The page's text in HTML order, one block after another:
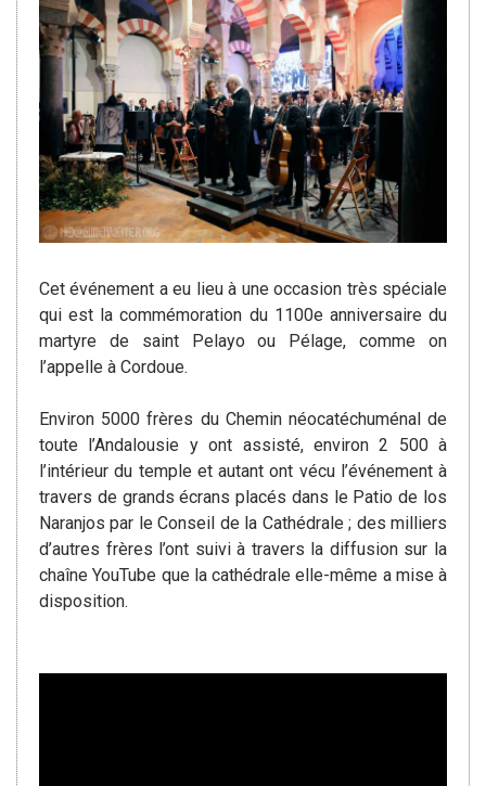
Cet événement a eu lieu à une occasion très spéciale
qui est la commémoration du 1100e anniversaire du
martyre de saint Pelayo ou Pélage, comme on
l’appelle à Cordoue.
Environ 5000 frères du Chemin néocatéchuménal de
toute l’Andalousie y ont assisté, environ 2 500 à
l’intérieur du temple et autant ont vécu l’événement à
travers de grands écrans placés dans le Patio de los
Naranjos par le Conseil de la Cathédrale ; des milliers
d’autres frères l’ont suivi à travers la diffusion sur la
chaîne YouTube que la cathédrale elle-même a mise à
disposition.